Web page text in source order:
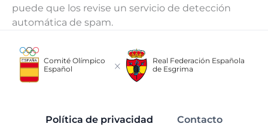
puede que los revise un servicio de detección
automática de spam.
Comité Olímpico
Español
Real Federación Española
de Esgrima
Política de privacidad Contacto